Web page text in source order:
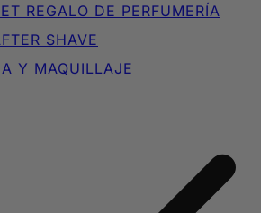
REGALO DE PERFUMERÍA
SHAVE
Y MAQUILLAJE